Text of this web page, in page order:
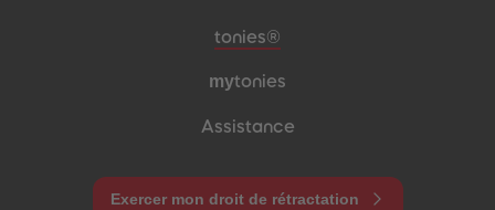
Pied de page de méta-navigation
tonies®
mytonies
Assistance
Exercer mon droit de rétractation